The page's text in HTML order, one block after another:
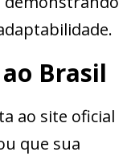
Brasil
ao site oficial
que sua